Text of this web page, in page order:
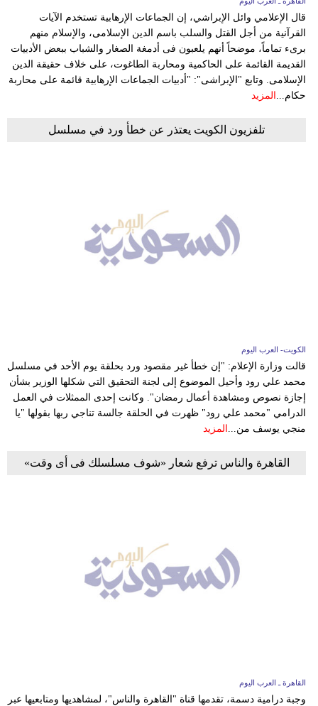
قال الإعلامي وائل الإبراشي، إن الجماعات الإرهابية تستخدم الآيات
القرآنية من أجل القتل والسلب باسم الدين الإسلامى، والإسلام منهم
برىء تماماً، موضحاً أنهم يلعبون فى أدمغة الصغار والشباب ببعض الأدبيات
القديمة القائمة على الحاكمية ومحاربة الطاغوت، على خلاف حقيقة الدين
الإسلامى. وتابع "الإبراشى": "أدبيات الجماعات الإرهابية قائمة على محاربة
حكام... المزيد
تلفزيون الكويت يعتذر عن خطأ ورد في مسلسل
الكويت- العرب اليوم
قالت وزارة الإعلام: "إن خطأ غير مقصود ورد بحلقة يوم الأحد في مسلسل
⁧محمد علي رود⁩ وأحيل الموضوع إلى لجنة التحقيق التي شكلها الوزير بشأن
إجازة نصوص ومشاهدة أعمال رمضان". وكانت إحدى الممثلات في العمل
الدرامي "محمد علي رود" ظهرت في الحلقة جالسة تناجي ربها بقولها "يا
منجي يوسف من... المزيد
القاهرة والناس ترفع شعار «شوف مسلسلك فى أى وقت»
القاهرة ـ العرب اليوم
وجبة درامية دسمة، تقدمها قناة "القاهرة والناس"، لمشاهديها ومتابعيها عبر